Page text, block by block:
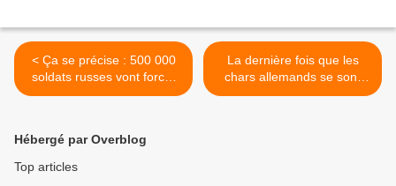
< Ça se précise : 500 000
soldats russes vont forcer
Zelensky à capituler
La dernière fois que les
chars allemands se sont
aventurés en Ukraine, ça
Hébergé par Overblog
Top articles